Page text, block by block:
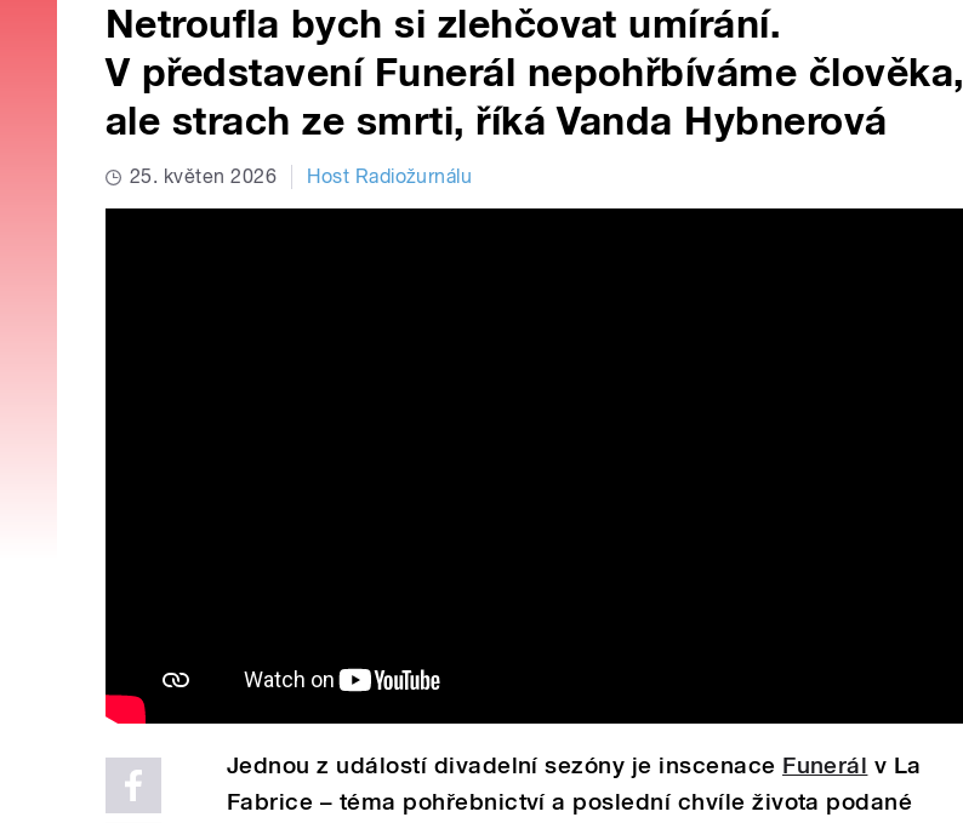
Netroufla bych si zlehčovat umírání.
V představení Funerál nepohřbíváme člověka,
ale strach ze smrti, říká Vanda Hybnerová
25. květen 2026 Host Radiožurnálu
Jednou z událostí divadelní sezóny je inscenace Funerál v La
Fabrice – téma pohřebnictví a poslední chvíle života podané